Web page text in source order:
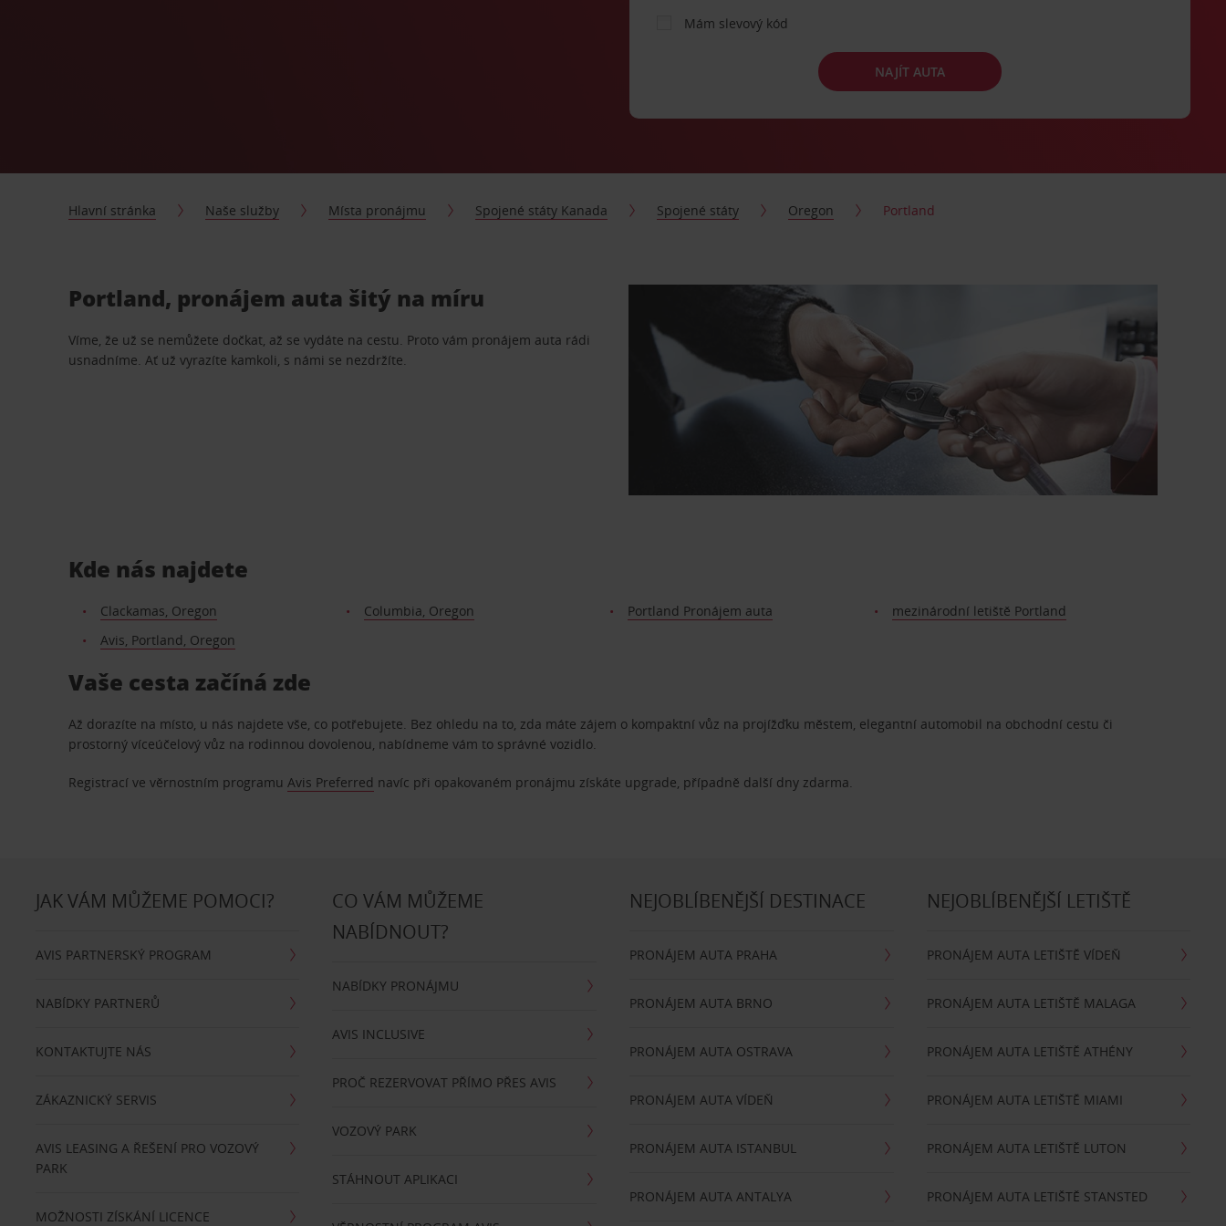
Mám slevový kód
NAJÍT AUTA
Hlavní stránka Naše služby Místa pronájmu Spojené státy Kanada Spojené státy Oregon Portland
Portland, pronájem auta šitý na míru
Víme, že už se nemůžete dočkat, až se vydáte na cestu. Proto vám pronájem auta rádi
usnadníme. Ať už vyrazíte kamkoli, s námi se nezdržíte.
Kde nás najdete
Clackamas, Oregon Columbia, Oregon Portland Pronájem auta
mezinárodní letiště Portland
Avis, Portland, Oregon
Vaše cesta začíná zde
Až dorazíte na místo, u nás najdete vše, co potřebujete. Bez ohledu na to, zda máte zájem o kompaktní vůz na projížďku městem, elegantní automobil na obchodní cestu či
prostorný víceúčelový vůz na rodinnou dovolenou, nabídneme vám to správné vozidlo.
Registrací ve věrnostním programuAvis Preferred navíc při opakovaném pronájmu získáte upgrade, případně další dny zdarma.
JAK VÁM MŮŽEME POMOCI?
AVIS PARTNERSKÝ PROGRAM
NABÍDKY PARTNERŮ
KONTAKTUJTE NÁS
ZÁKAZNICKÝ SERVIS
AVIS LEASING A ŘEŠENÍ PRO VOZOVÝ
PARK
MOŽNOSTI ZÍSKÁNÍ LICENCE
CO VÁM MŮŽEME
NABÍDNOUT?
NABÍDKY PRONÁJMU
AVIS INCLUSIVE
PROČ REZERVOVAT PŘÍMO PŘES AVIS
VOZOVÝ PARK
STÁHNOUT APLIKACI
NEJOBLÍBENĚJŠÍ DESTINACE
PRONÁJEM AUTA PRAHA
PRONÁJEM AUTA BRNO
PRONÁJEM AUTA OSTRAVA
PRONÁJEM AUTA VÍDEŇ
PRONÁJEM AUTA ISTANBUL
PRONÁJEM AUTA ANTALYA
NEJOBLÍBENĚJŠÍ LETIŠTĚ
PRONÁJEM AUTA LETIŠTĚ VÍDEŇ
PRONÁJEM AUTA LETIŠTĚ MALAGA
PRONÁJEM AUTA LETIŠTĚ ATHÉNY
PRONÁJEM AUTA LETIŠTĚ MIAMI
PRONÁJEM AUTA LETIŠTĚ LUTON
PRONÁJEM AUTA LETIŠTĚ STANSTED